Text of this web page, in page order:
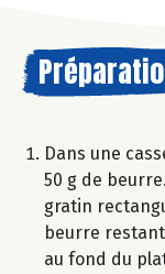
Dans une
50 g de
gratin
beurre
au fond du